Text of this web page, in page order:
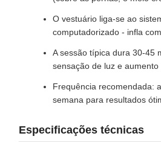
O vestuário liga-se ao
computadorizado - infla
A sessão típica dura 30-45
sensação de luz e
Frequência recomendada:
semana para resultados
Especificações técnicas